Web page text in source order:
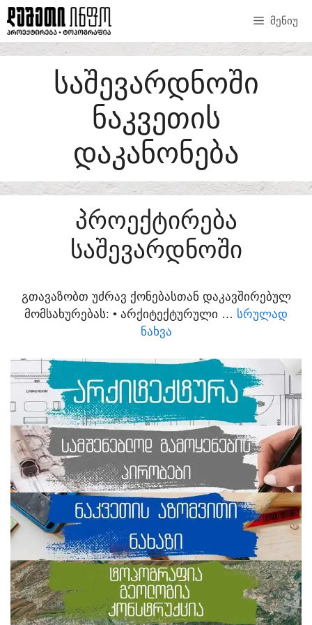
SKIP
TO
CONTENT
ᲛᲔᲜᲘᲣ
ᲡᲐᲨᲔᲕᲐᲠᲓᲜᲝᲨᲘ
ᲜᲐᲙᲕᲔᲗᲘᲡ
ᲓᲐᲙᲐᲜᲝᲜᲔᲑᲐ
ᲞᲠᲝᲔᲥᲢᲘᲠᲔᲑᲐ
ᲡᲐᲨᲔᲕᲐᲠᲓᲜᲝᲨᲘ
ᲒᲗᲐᲕᲐᲖᲝᲑᲗ ᲣᲫᲠᲐᲕ ᲥᲝᲜᲔᲑᲐᲡᲗᲐᲜ ᲓᲐᲙᲐᲕᲨᲘᲠᲔᲑᲣᲚ
ᲛᲝᲛᲡᲐᲮᲣᲠᲔᲑᲐᲡ:​ • ᲐᲠᲥᲘᲢᲔᲥᲢᲣᲠᲣᲚᲘ … ᲡᲠᲣᲚᲐᲓ
ᲜᲐᲮᲕᲐ